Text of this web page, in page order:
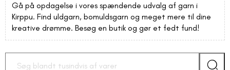
Gå på opdagelse i vores spændende udvalg af garn i
Kirppu. Find uldgarn, bomuldsgarn og meget mere til dine
kreative drømme. Besøg en butik og gør et fedt fund!